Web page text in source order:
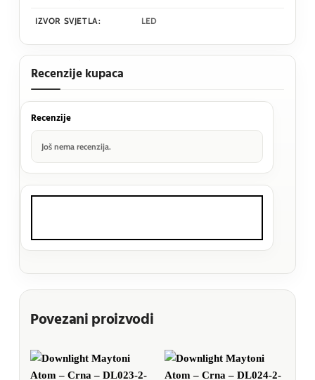
IZVOR SVJETLA: LED
Recenzije kupaca
Recenzije
Još nema recenzija.
Povezani proizvodi